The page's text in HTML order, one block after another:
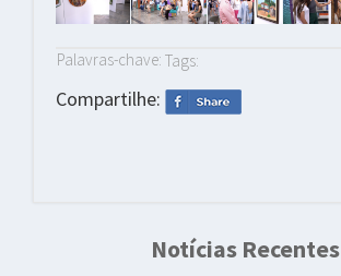
Palavras-chave: Tags:
Compartilhe:
Notícias Recentes